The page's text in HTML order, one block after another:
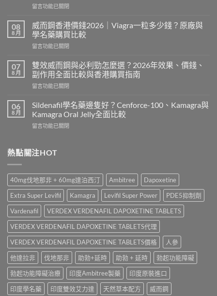
在
利
士
有
副
用
嗎？
Cialis
常
副
作
注
項
港
正
貨
購
買
指
南〉
中
留言功能已關閉
08
8 月
威而鋼香港價錢2026｜Viagra一粒多少錢？原廠與
學名藥購買比較
在
而
鋼
香
港
錢
2026
Viagra
多
原
廠
與
學
名
藥
購
買
比
較〉
中
留言功能已關閉
07
8 月
雙效威而鋼與必利勁怎麼選？2026年效果、價錢、
副作用全面比較與香港購買指南
在
效
而
鋼
利
麼
選？
年
效
果、
價
錢、
副
作
用
全
面
比
較
留言功能已關閉
06
8 月
Sildenafil學名藥邊隻好？Cenforce-100、Kamagra與
Kamagra Oral Jelly全面比較
在
名
藥
隻
好？
Cenforce-
100、
Kamagra
與
Kamagra
Oral
Jelly
全
面
比
較〉
中
留言功能已關閉
熱點關注HOT
40mg伐地那非 + 60mg達泊西汀 Ambitree
Dapoxetine
Extra Super Levifil
Kamagra Levifil Super Power
PDE5抑制劑
Vardenafil
VERDEX VERDENAFIL DAPOXETINE TABLETS
VERDEX VERDENAFIL DAPOXETINE TABLETS代理
VERDEX VERDENAFIL DAPOXETINE TABLETS價格
人參
他達拉非
伐地那非 助勃+延時 助勃 + 延時
勃起功能障礙
勃起功能障礙治療
印度Ambitree製藥
印度原裝進口
印度學名藥
印度雙效艾力達 天然草本配方
威而鋼